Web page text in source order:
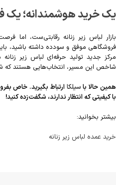
یک خرید هوشمندانه؛
بازار لباس زیر زنانه رقابتی‌ست، اما
فروشگاهی موفق و سودده داشته باشید،
مرکز جدید تولید حرفه‌ای لباس زیر
شاخص این مسیر، انتخاب‌هایی هستند که
همین حالا باسیلکا ارتباط بگیرید. خاص
با کیفیتی که انتظار ندارند، شگفت‌زده کنید!
بیشتر بخوانید:
خرید عمده لباس زیر زنانه